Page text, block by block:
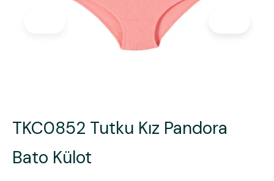
TKC0852 Tutku Kız Pandora
Bato Külot